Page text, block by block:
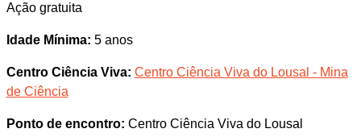
Ação gratuita
Idade Mínima: 5 anos
Centro Ciência Viva: Centro Ciência Viva do Lousal - Mina
de Ciência
Ponto de encontro: Centro Ciência Viva do Lousal